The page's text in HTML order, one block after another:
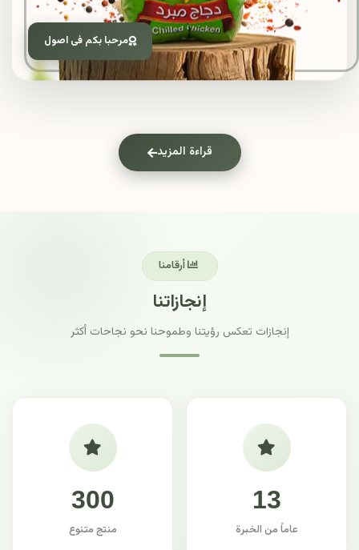
مرحبا بكم فى اصول
قراءة المزيد
أرقامنا
إنجازاتنا
إنجازات تعكس رؤيتنا وطموحنا نحو نجاحات أكثر
13
عاماً من الخبرة
300
منتج متنوع